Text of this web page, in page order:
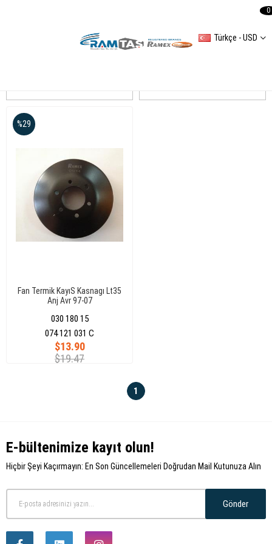
Türkçe - USD
0
Fan Termik KayıS Kasnagı Lt35
Anj Avr 97-07
030 180 15
$13.90
$19.47
%29
074 121 031 C
1
E-bültenimize kayıt olun!
Hiçbir Şeyi Kaçırmayın: En Son Güncellemeleri Doğrudan Mail Kutunuza Alın
Gönder